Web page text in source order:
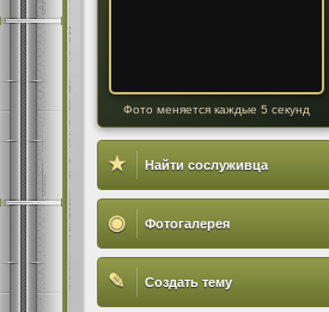
Фото меняется каждые 5 секунд
★ Найти сослуживца
◉ Фотогалерея
✎ Создать тему